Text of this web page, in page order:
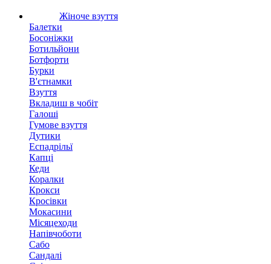
Жіноче взуття
Балетки
Босоніжки
Ботильйони
Ботфорти
Бурки
В'єтнамки
Взуття
Вкладиш в чобіт
Галоші
Гумове взуття
Дутики
Еспадрільї
Капці
Кеди
Коралки
Крокси
Кросівки
Мокасини
Місяцеходи
Напівчоботи
Сабо
Сандалі